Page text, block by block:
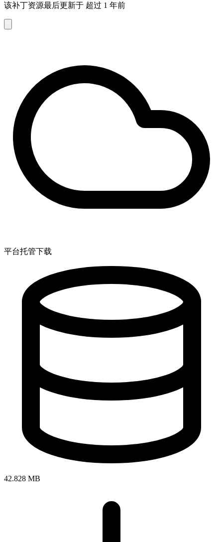
该补丁资源最后更新于 超过 1 年前
平台托管下载
42.828 MB